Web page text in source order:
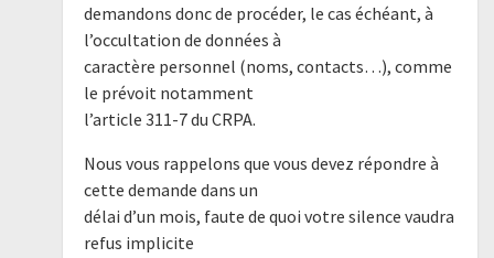
demandons donc de procéder, le cas échéant, à
l’occultation de données à
caractère personnel (noms, contacts…), comme
le prévoit notamment
l’article 311-7 du CRPA.
Nous vous rappelons que vous devez répondre à
cette demande dans un
délai d’un mois, faute de quoi votre silence vaudra
refus implicite